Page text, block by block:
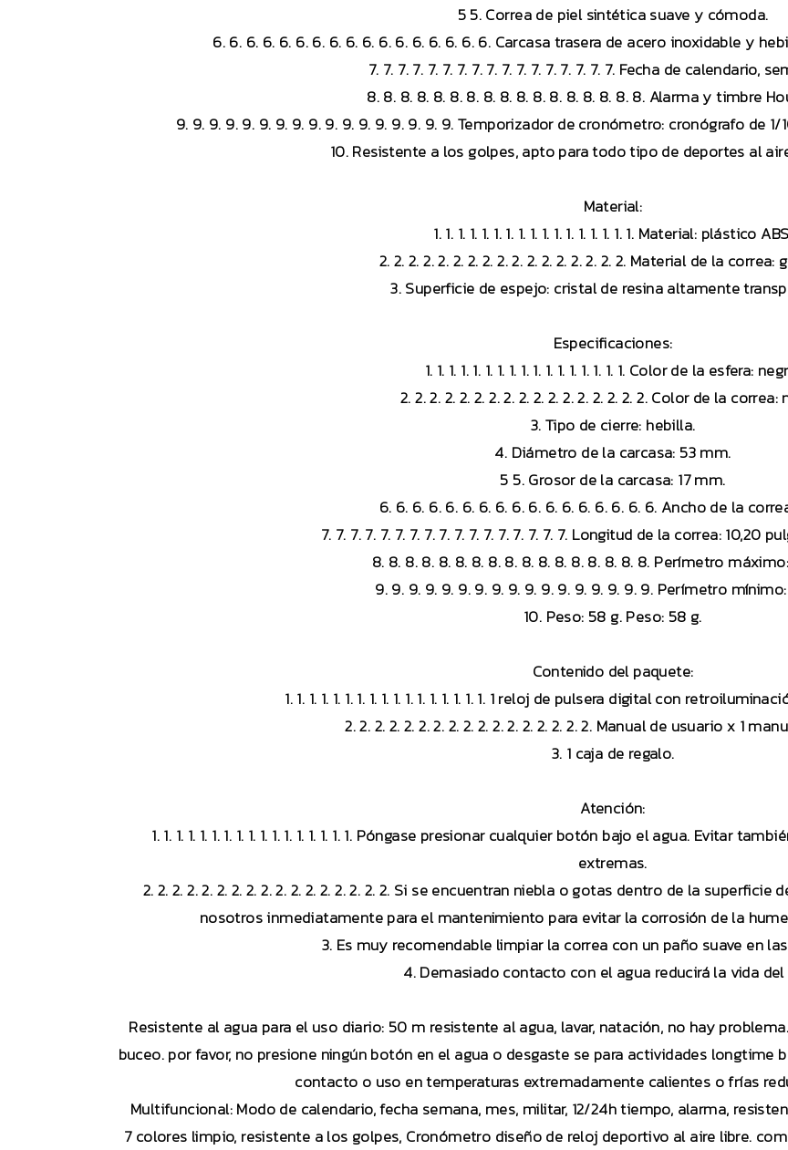
5 5. Correa de piel sintética suave y cómoda.
6. 6. 6. 6. 6. 6. 6. 6. 6. 6. 6. 6. 6. 6. 6. 6. 6. Carcasa trasera de acero inoxidable y
7. 7. 7. 7. 7. 7. 7. 7. 7. 7. 7. 7. 7. 7. 7. 7. 7. Fecha de calendario,
8. 8. 8. 8. 8. 8. 8. 8. 8. 8. 8. 8. 8. 8. 8. 8. 8. Alarma y timbre
9. 9. 9. 9. 9. 9. 9. 9. 9. 9. 9. 9. 9. 9. 9. 9. 9. Temporizador de cronómetro: cronógrafo de
10. Resistente a los golpes, apto para todo tipo de deportes al
Material:
1. 1. 1. 1. 1. 1. 1. 1. 1. 1. 1. 1. 1. 1. 1. 1. 1. Material: plástico
2. 2. 2. 2. 2. 2. 2. 2. 2. 2. 2. 2. 2. 2. 2. 2. 2. Material de la correa:
3. Superficie de espejo: cristal de resina altamente
Especificaciones:
1. 1. 1. 1. 1. 1. 1. 1. 1. 1. 1. 1. 1. 1. 1. 1. 1. Color de la esfera:
2. 2. 2. 2. 2. 2. 2. 2. 2. 2. 2. 2. 2. 2. 2. 2. 2. Color de la correa:
3. Tipo de cierre: hebilla.
4. Diámetro de la carcasa: 53 mm.
5 5. Grosor de la carcasa: 17 mm.
6. 6. 6. 6. 6. 6. 6. 6. 6. 6. 6. 6. 6. 6. 6. 6. 6. Ancho de la
7. 7. 7. 7. 7. 7. 7. 7. 7. 7. 7. 7. 7. 7. 7. 7. 7. Longitud de la correa: 10,20
8. 8. 8. 8. 8. 8. 8. 8. 8. 8. 8. 8. 8. 8. 8. 8. 8. Perímetro
9. 9. 9. 9. 9. 9. 9. 9. 9. 9. 9. 9. 9. 9. 9. 9. 9. Perímetro
10. Peso: 58 g. Peso: 58 g.
Contenido del paquete:
1. 1. 1. 1. 1. 1. 1. 1. 1. 1. 1. 1. 1. 1. 1. 1. 1. 1 reloj de pulsera digital con
2. 2. 2. 2. 2. 2. 2. 2. 2. 2. 2. 2. 2. 2. 2. 2. 2. Manual de usuario x 1
3. 1 caja de regalo.
Atención:
1. 1. 1. 1. 1. 1. 1. 1. 1. 1. 1. 1. 1. 1. 1. 1. 1. Póngase presionar cualquier botón bajo el agua. Evitar
extremas.
2. 2. 2. 2. 2. 2. 2. 2. 2. 2. 2. 2. 2. 2. 2. 2. 2. Si se encuentran niebla o gotas dentro de la
nosotros inmediatamente para el mantenimiento para evitar la corrosión de la
3. Es muy recomendable limpiar la correa con un paño suave en
4. Demasiado contacto con el agua reducirá la vida
Resistente al agua para el uso diario: 50 m resistente al agua, lavar, natación, no hay
buceo. por favor, no presione ningún botón en el agua o desgaste se para actividades longtime
contacto o uso en temperaturas extremadamente calientes o frías
Multifuncional: Modo de calendario, fecha semana, mes, militar, 12/24h tiempo, alarma,
7 colores limpio, resistente a los golpes, Cronómetro diseño de reloj deportivo al aire libre.